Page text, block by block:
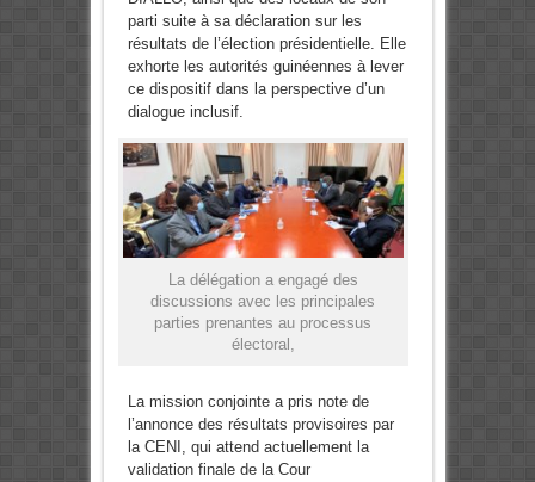
parti suite à sa déclaration sur les
résultats de l’élection présidentielle. Elle
exhorte les autorités guinéennes à lever
ce dispositif dans la perspective d’un
dialogue inclusif.
La délégation a engagé des
discussions avec les principales
parties prenantes au processus
électoral,
La mission conjointe a pris note de
l’annonce des résultats provisoires par
la CENI, qui attend actuellement la
validation finale de la Cour